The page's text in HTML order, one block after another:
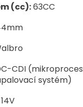
(cc):63CC
CDI
systém)